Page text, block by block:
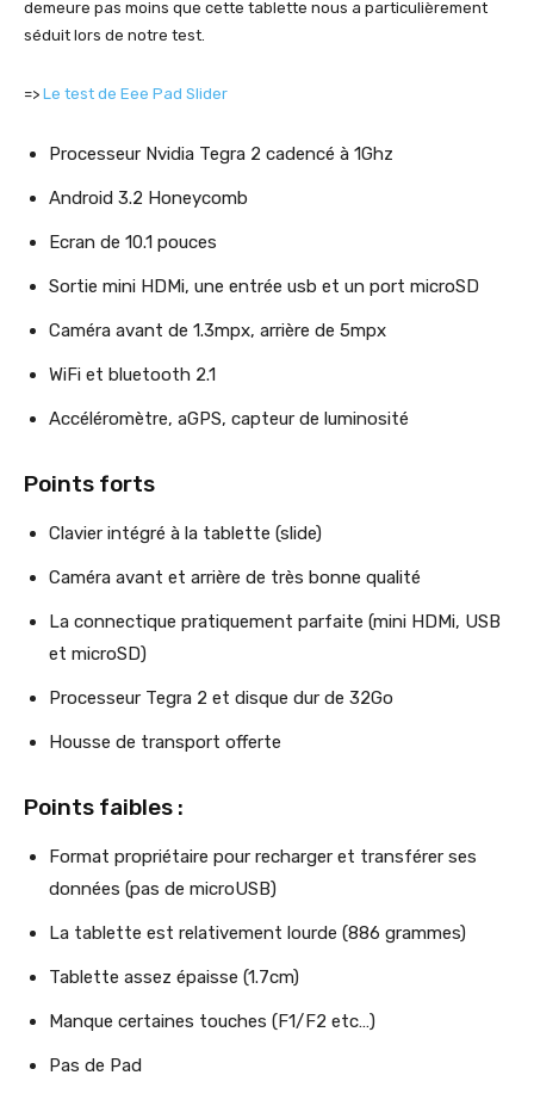
demeure pas moins que cette tablette nous a particulièrement
séduit lors de notre test.
=> Le test de Eee Pad Slider
Processeur Nvidia Tegra 2 cadencé à 1Ghz
Android 3.2 Honeycomb
Ecran de 10.1 pouces
Sortie mini HDMi, une entrée usb et un port microSD
Caméra avant de 1.3mpx, arrière de 5mpx
WiFi et bluetooth 2.1
Accéléromètre, aGPS, capteur de luminosité
Points forts
Clavier intégré à la tablette (slide)
Caméra avant et arrière de très bonne qualité
La connectique pratiquement parfaite (mini HDMi, USB
et microSD)
Processeur Tegra 2 et disque dur de 32Go
Housse de transport offerte
Points faibles :
Format propriétaire pour recharger et transférer ses
données (pas de microUSB)
La tablette est relativement lourde (886 grammes)
Tablette assez épaisse (1.7cm)
Manque certaines touches (F1/F2 etc…)
Pas de Pad